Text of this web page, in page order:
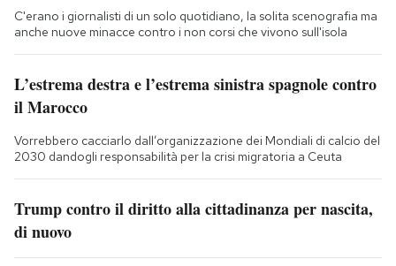
C'erano i giornalisti di un solo quotidiano, la solita scenografia ma
anche nuove minacce contro i non corsi che vivono sull'isola
L’estrema destra e l’estrema sinistra spagnole contro
il Marocco
Vorrebbero cacciarlo dall’organizzazione dei Mondiali di calcio del
2030 dandogli responsabilità per la crisi migratoria a Ceuta
Trump contro il diritto alla cittadinanza per nascita,
di nuovo